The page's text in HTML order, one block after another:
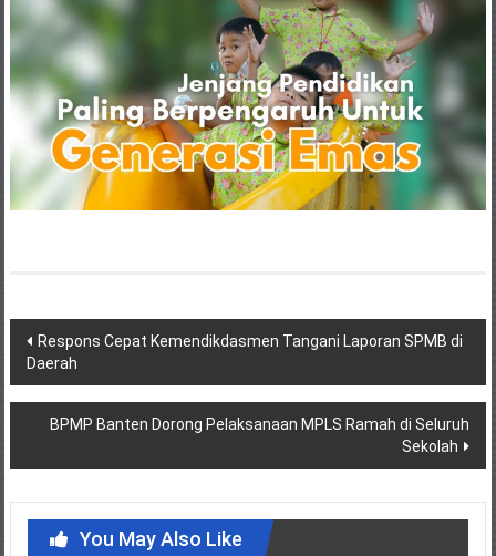
Post
navigation
Respons Cepat Kemendikdasmen Tangani Laporan SPMB di
Daerah
BPMP Banten Dorong Pelaksanaan MPLS Ramah di Seluruh
Sekolah
You May Also Like